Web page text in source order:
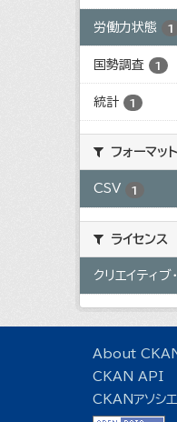
労働力状態 1
国勢調査 1
統計 1
フォーマット
CSV 1
ライセンス
クリエイティブ
About
CKAN API
CKANアソシエ